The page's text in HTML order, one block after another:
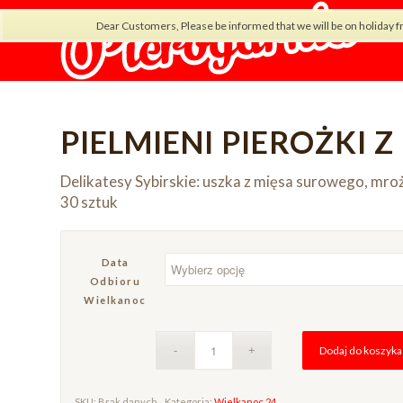
Dear Customers, Please be informed that we will be on holiday
PIELMIENI PIEROŻKI Z
Delikatesy Sybirskie: uszka z mięsa surowego,
30 sztuk
Data
Odbioru
Wielkanoc
Dodaj do koszyka